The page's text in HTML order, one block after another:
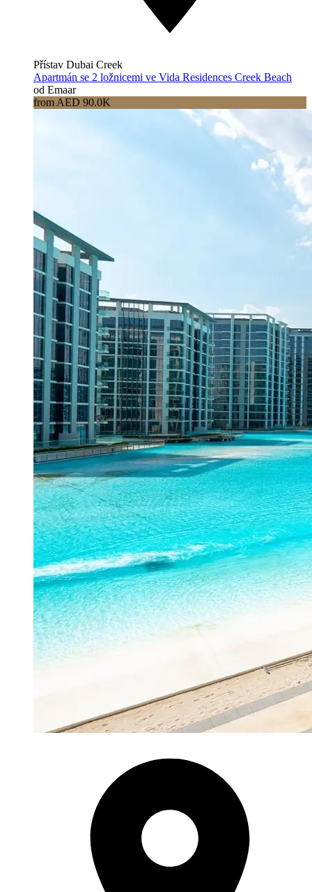
Přístav Dubai Creek
Apartmán se 2 ložnicemi ve Vida Residences Creek Beach
od Emaar
from AED 90.0K